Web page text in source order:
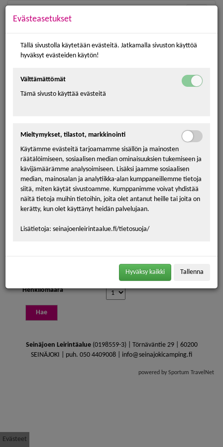
Evästeet
Evästeasetukset
Tällä sivustolla käytetään evästeitä. Jatkamalla sivuston käyttöä
hyväksyt evästeiden käytön!
Välttämättömät
Tämä sivusto käyttää evästeitä
Mieltymykset, tilastot, markkinointi
Käytämme evästeitä tarjoamamme sisällön ja mainosten
räätälöimiseen, sosiaalisen median ominaisuuksien tukemiseen ja
kävijämäärämme analysoimiseen. Lisäksi jaamme sosiaalisen
median, mainosalan ja analytiikka-alan kumppaneillemme tietoja
siitä, miten käytät sivustoamme. Kumppanimme voivat yhdistää
näitä tietoja muihin tietoihin, joita olet antanut heille tai joita on
kerätty, kun olet käyttänyt heidän palvelujaan.
Lisätietoja: seinajoenleirintaalue.fi/tietosuoja/
Hyväksy kaikki Tallenna
Hae vapaata majoitusta
vko ma ti ke to pe la
su
31
27 28 29 30 31 1
2
32
3 4 5 6 7 8
9
33
10 11 12 13 14 15
16
34
17 18 19 20 21 22
Saapumispäivä
Henkilömäärä
Seinäjoen Leirintäalue(0198559-3) | Törnäväntie 29 | 60200
SEINÄJOKI | puh. 050 4409008 | info@seinajokicamping.fi
powered by Sportum TravelNet